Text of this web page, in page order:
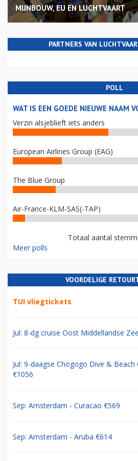
MIJNBOUW, EU EN LUCHTVAART
PARTNERS VAN
POLL
WAT IS EEN GOEDE NIEUWE NAAM
Verzin alsjeblieft iets anders
European Airlines Group (EAG)
The Blue Group
Air-France-KLM-SAS(-TAP)
Totaal aantal
Meer polls
VOORDELIGE
TUI vliegtickets
Jul: 8-dg cruise Oost Middellandse
Jul: 9-daagse Chogogo Dive & Beach
€1056
Sep: Amsterdam - Curacao €569
Sep: Amsterdam - Aruba €614